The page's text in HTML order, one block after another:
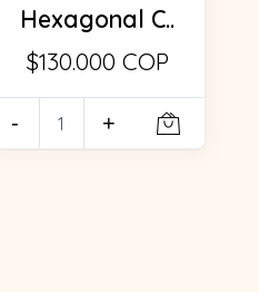
Hexagonal C..
$130.000 COP
- +